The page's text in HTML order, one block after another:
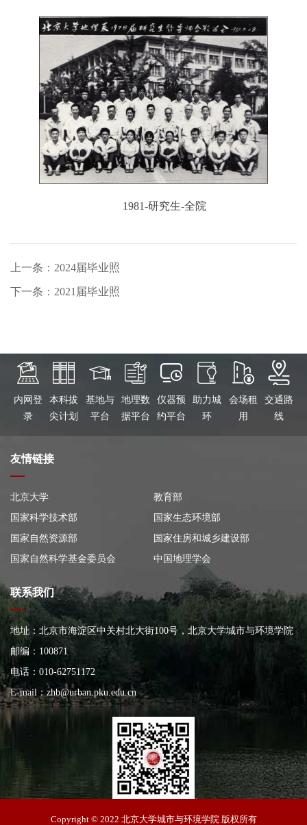
1981-研究生-全院
上一条：2024届毕业照
下一条：2021届毕业照
内网登
录
本科拔
尖计划
基地与
平台
地理数
据平台
仪器预
约平台
助力城
环
会场租
用
交通路
线
友情链接
北京大学
教育部
国家科学技术部
国家生态环境部
国家自然资源部
国家住房和城乡建设部
国家自然科学基金委员会
中国地理学会
联系我们
地址：北京市海淀区中关村北大街100号，北京大学城市与环境学院
大楼
邮编：100871
电话：010-62751172
E-mail：zhb@urban.pku.edu.cn
北京大学城市与环境学院
Copyright © 2022 北京大学城市与环境学院 版权所有